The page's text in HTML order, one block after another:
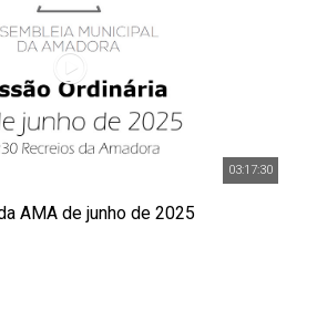
03:17:30
AMA de junho de 2025